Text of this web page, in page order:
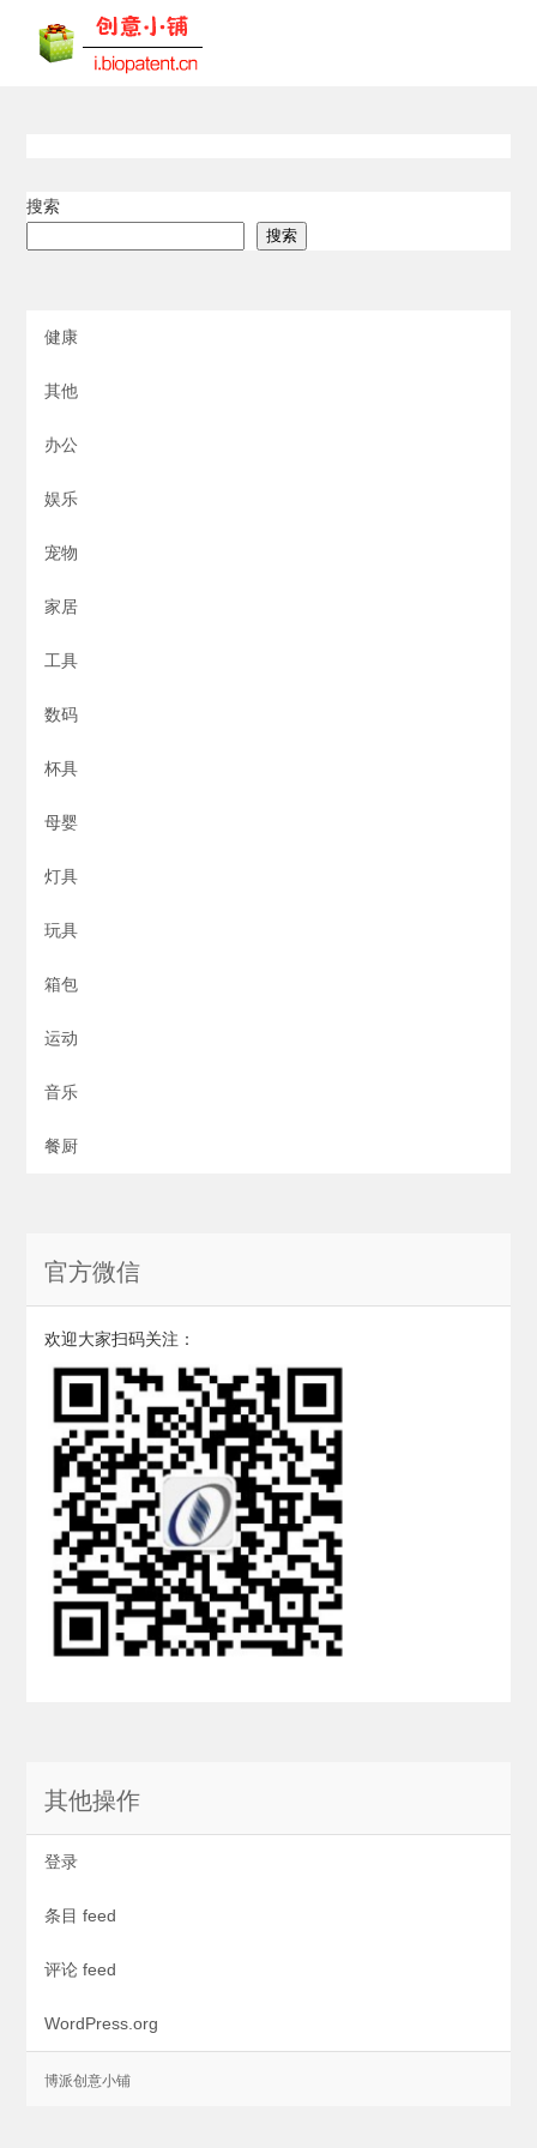
搜索
搜索
健康
其他
办公
娱乐
宠物
家居
工具
数码
杯具
母婴
灯具
玩具
箱包
运动
音乐
餐厨
官方微信
欢迎大家扫码关注：
其他操作
登录
条目 feed
评论 feed
WordPress.org